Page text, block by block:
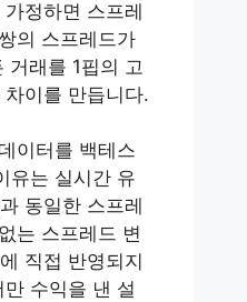
정하면 스프레
의 스프레드가
거래를 1핍의 고
이를 만듭니다.
이터를 백테스
유는 실시간 유
동일한 스프레
는 스프레드 변
직접 반영되지
수익을 낸 설